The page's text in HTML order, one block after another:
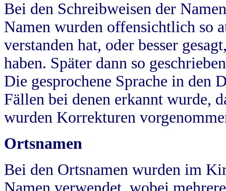
Bei den Schreibweisen der
Namen wurden offensichtlich so
verstanden hat, oder besser
haben. Später dann so
Die gesprochene Sprache in
Fällen bei denen erkannt wurde,
wurden Korrekturen
Ortsnamen
Bei den Ortsnamen wurden im